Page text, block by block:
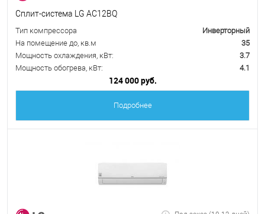
Сплит-система LG AC12BQ
Тип компрессора
Инверторный
На помещение до, кв.м
35
Мощность охлаждения, кВт:
3.7
Мощность обогрева, кВт:
4.1
124 000 руб.
Подробнее